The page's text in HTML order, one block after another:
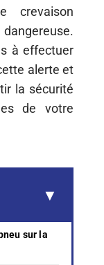
crevaison
à effectuer
alerte et
la sécurité
de votre
sur la